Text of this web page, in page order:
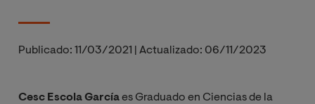
Publicado: 11/03/2021 Actualizado: 06/11/2023
Cesc Escola Garcíaes Graduado en Ciencias de la